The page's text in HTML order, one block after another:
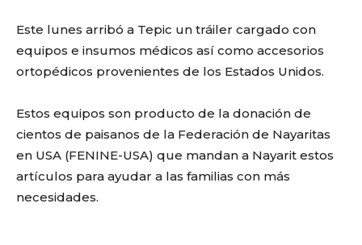
Este lunes arribó a Tepic un tráiler cargado con
equipos e insumos médicos así como accesorios
ortopédicos provenientes de los Estados Unidos.
Estos equipos son producto de la donación de
cientos de paisanos de la Federación de Nayaritas
en USA (FENINE-USA) que mandan a Nayarit estos
artículos para ayudar a las familias con más
necesidades.